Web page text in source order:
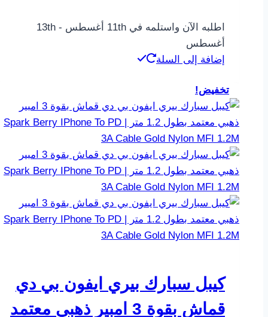
اطلبه الآن واستلمه في 11th أغسطس - 13th
أغسطس
إضافة إلى السلة
تخفيض!
كيبل سبارك بيري ايفون بي دي
قماش بقوة 3 امبير ذهبي معتمد